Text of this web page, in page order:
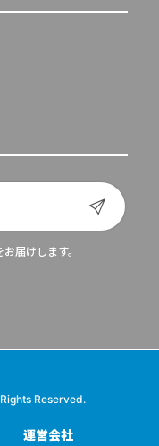
届けします。
Reserved.
運営会社